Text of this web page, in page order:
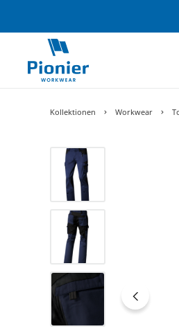
Kollektionen Workwear
Bildergalerie überspringen